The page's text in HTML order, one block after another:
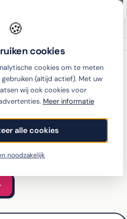
🍪
cookies
cookies om te meten
(altijd actief). Met uw
wij ook cookies voor
Meer informatie
alle cookies
noodzakelijk
partner
abonnement
voor de iPhone 15 vergeleken
in incl. toestel